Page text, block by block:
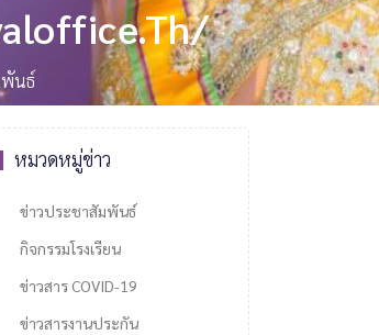
พันธ์
หมวดหมู่ข่าว
ข่าวประชาสัมพันธ์
กิจกรรมโรงเรียน
ข่าวสาร COVID-19
ข่าวสารงานประกัน